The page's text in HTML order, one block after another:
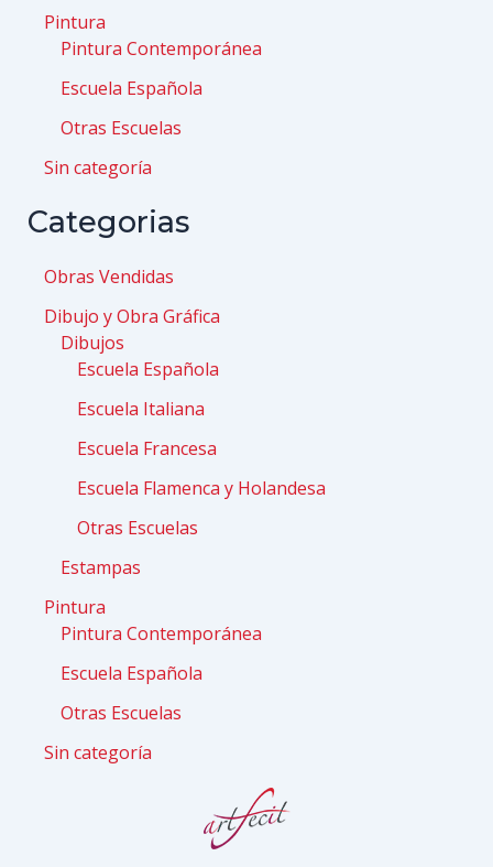
Pintura
Pintura Contemporánea
Escuela Española
Otras Escuelas
Sin categoría
Categorias
Obras Vendidas
Dibujo y Obra Gráfica
Dibujos
Escuela Española
Escuela Italiana
Escuela Francesa
Escuela Flamenca y Holandesa
Otras Escuelas
Estampas
Pintura
Pintura Contemporánea
Escuela Española
Otras Escuelas
Sin categoría